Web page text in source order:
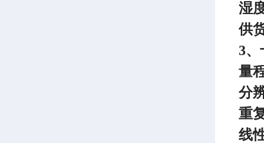
湿
供
3
量
分
重
线